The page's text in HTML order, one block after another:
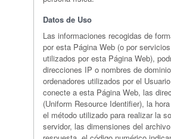
Datos de Uso
Las informaciones recogidas de
por esta Página Web (o por
utilizados por esta Página Web),
direcciones IP o nombres de
ordenadores utilizados por el
conecte a esta Página Web, las
(Uniform Resource Identifier), la
el método utilizado para realizar la
servidor, las dimensiones del